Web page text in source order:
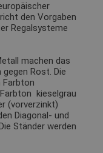
den Vorgaben
Regalsysteme
machen das
Rost. Die
Farbton
kieselgrau
(vorverzinkt)
Diagonal- und
Ständer werden